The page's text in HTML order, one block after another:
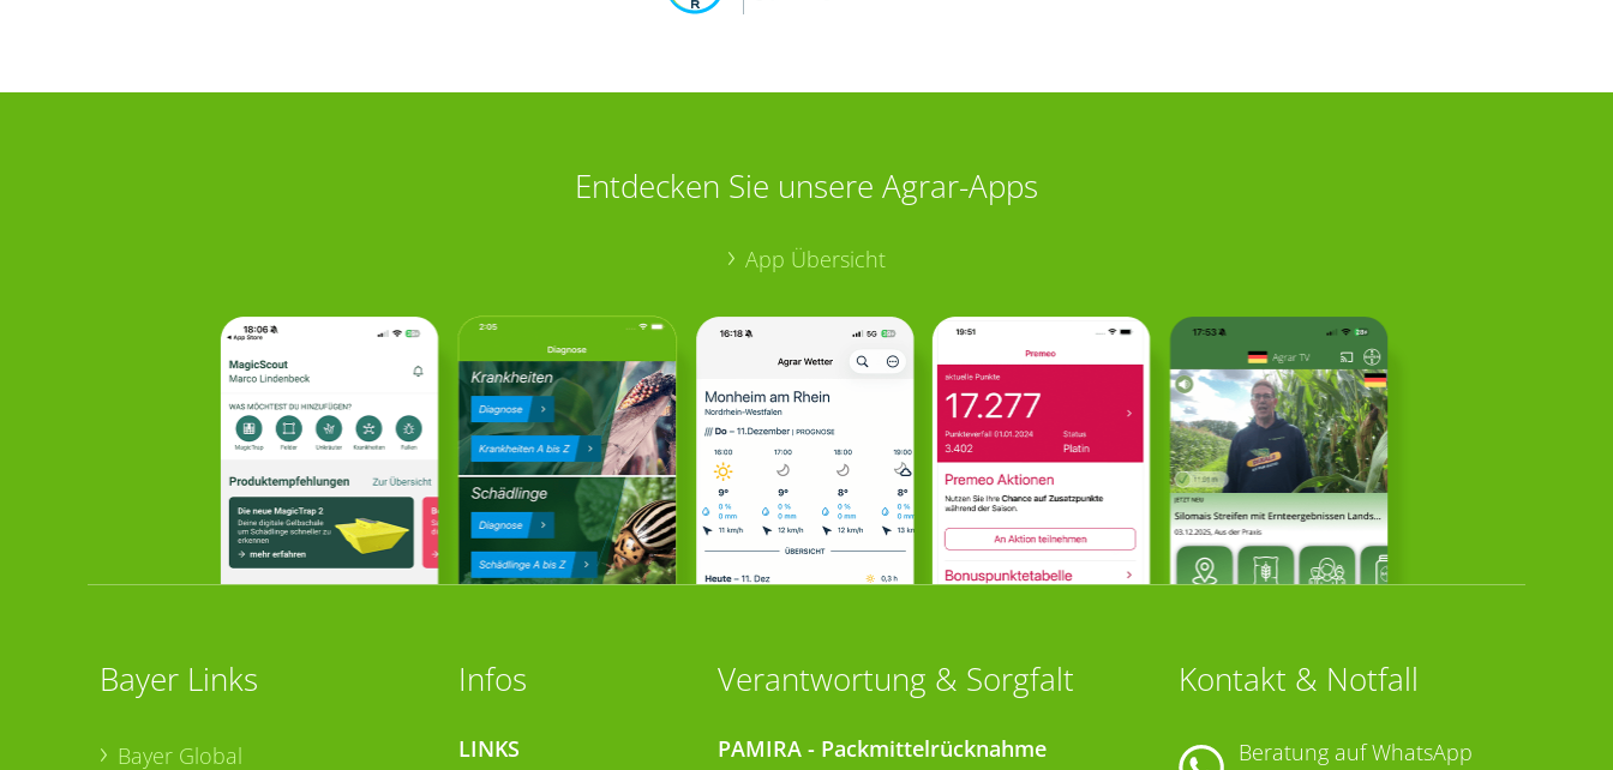
Entdecken Sie unsere Agrar-Apps
App Übersicht
Bayer Links
Bayer Global
Infos
LINKS
Verantwortung & Sorgfalt
PAMIRA - Packmittelrücknahme
Kontakt & Notfall
Beratung auf WhatsApp